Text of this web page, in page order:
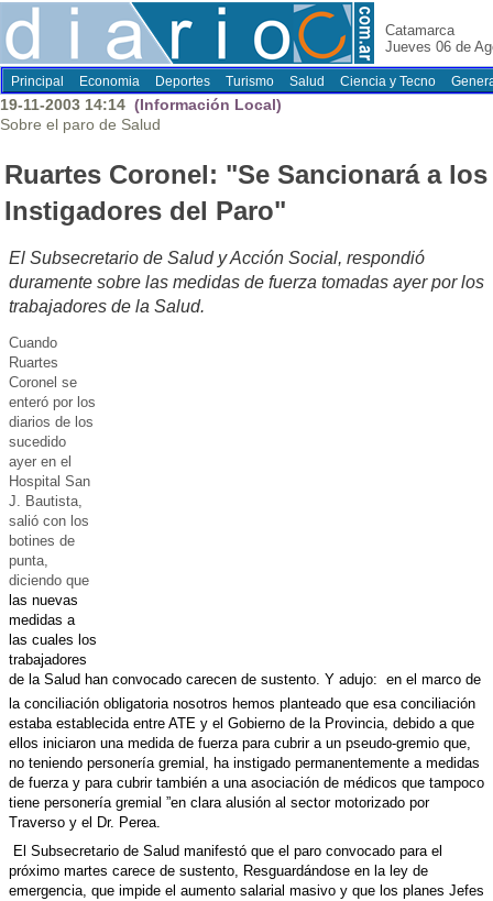
Catamarca
Jueves 06 de
Principal Economia Deportes Turismo Salud Ciencia y Tecno
19-11-2003 14:14 (Información Local)
Sobre el paro de Salud
Ruartes Coronel: "Se Sancionará a los
Instigadores del Paro"
El Subsecretario de Salud y Acción Social, respondió
duramente sobre las medidas de fuerza tomadas ayer por los
trabajadores de la Salud.
Cuando
Ruartes
Coronel se
enteró por los
diarios de los
sucedido
ayer en el
Hospital San
J. Bautista,
salió con los
botines de
punta,
diciendo que
las nuevas
medidas a
las cuales los
trabajadores
de la Salud han convocado carecen de sustento. Y adujo: en el marco de
la conciliación obligatoria nosotros hemos planteado que esa conciliación
estaba establecida entre ATE y el Gobierno de la Provincia, debido a que
ellos iniciaron una medida de fuerza para cubrir a un pseudo-gremio que,
no teniendo personería gremial, ha instigado permanentemente a medidas
de fuerza y para cubrir también a una asociación de médicos que tampoco
tiene personería gremial ”en clara alusión al sector motorizado por
Traverso y el Dr. Perea.
El Subsecretario de Salud manifestó que el paro convocado para el
próximo martes carece de sustento, Resguardándose en la ley de
emergencia, que impide el aumento salarial masivo y que los planes Jefes